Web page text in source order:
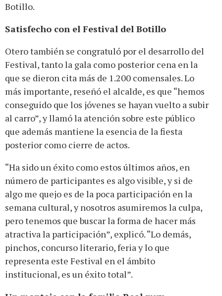
Botillo.
Satisfecho con el Festival del Botillo
Otero también se congratuló por el desarrollo del
Festival, tanto la gala como posterior cena en la
que se dieron cita más de 1.200 comensales. Lo
más importante, reseñó el alcalde, es que “hemos
conseguido que los jóvenes se hayan vuelto a subir
al carro”, y llamó la atención sobre este público
que además mantiene la esencia de la fiesta
posterior como cierre de actos.
“Ha sido un éxito como estos últimos años, en
número de participantes es algo visible, y si de
algo me quejo es de la poca participación en la
semana cultural, y nosotros asumiremos la culpa,
pero tenemos que buscar la forma de hacer más
atractiva la participación”, explicó. “Lo demás,
pinchos, concurso literario, feria y lo que
representa este Festival en el ámbito
institucional, es un éxito total”.